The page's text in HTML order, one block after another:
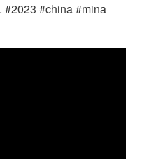
#2023 #china #mina